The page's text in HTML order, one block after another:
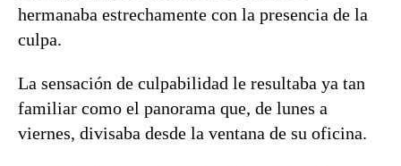
hermanaba estrechamente con la presencia de la
culpa.
La sensación de culpabilidad le resultaba ya tan
familiar como el panorama que, de lunes a
viernes, divisaba desde la ventana de su oficina.